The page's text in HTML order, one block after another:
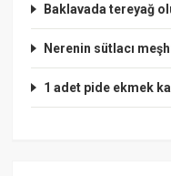
Baklavada tereyağ
Nerenin sütlacı
1 adet pide ekmek